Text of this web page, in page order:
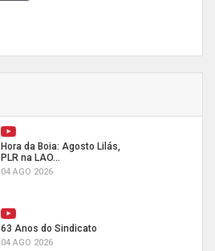
Hora da Boia: Agosto Lilás,
PLR na LAO...
04 AGO 2026
63 Anos do Sindicato
04 AGO 2026